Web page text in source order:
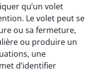
qu’un volet
Le volet peut se
ou sa fermeture,
ou produire un
une
d’identifier